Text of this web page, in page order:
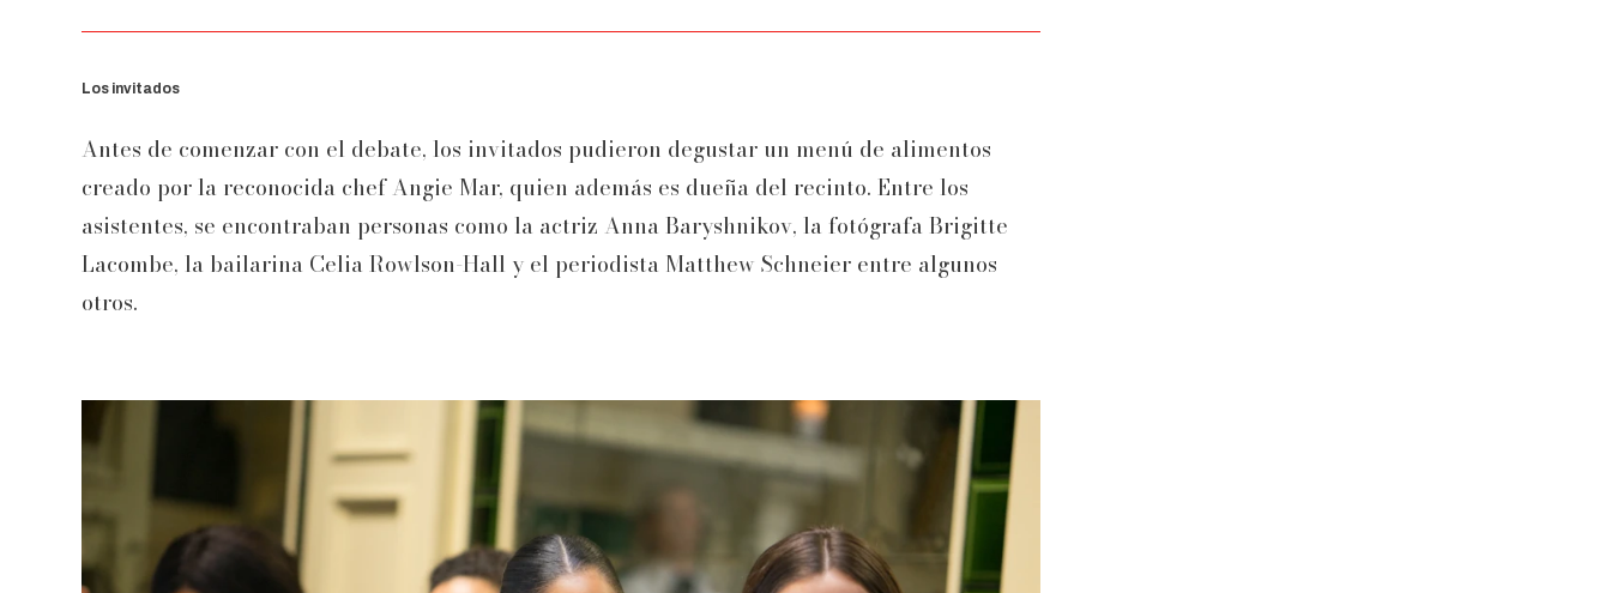
Los invitados
Antes de comenzar con el debate, los invitados pudieron degustar un menú de alimentos
creado por la reconocida chef Angie Mar, quien además es dueña del recinto. Entre los
asistentes, se encontraban personas como la actriz Anna Baryshnikov, la fotógrafa Brigitte
Lacombe, la bailarina Celia Rowlson-Hall y el periodista Matthew Schneier entre algunos
otros.